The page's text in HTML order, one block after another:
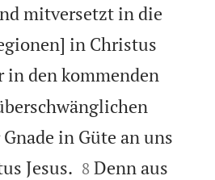
mitversetzt in die
in Christus
in den kommenden
in Güte an uns
Jesus. 

8 Denn aus